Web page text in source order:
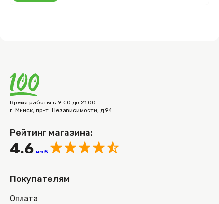
Время работы с 9:00 до 21:00
г. Минск, пр-т. Независимости, д.94
Рейтинг магазина:
4.6 из 5
Покупателям
Оплата